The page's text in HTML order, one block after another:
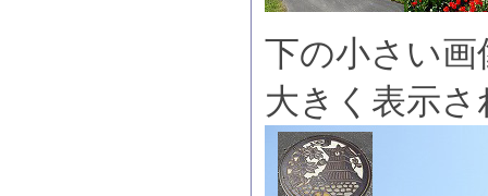
下の小さい
大きく表示